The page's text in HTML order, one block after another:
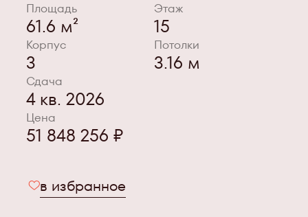
Площадь
61.6 м²
Этаж
15
Корпус
3
Потолки
3.16 м
Сдача
4 кв. 2026
Цена
51 848 256 ₽
в избранное